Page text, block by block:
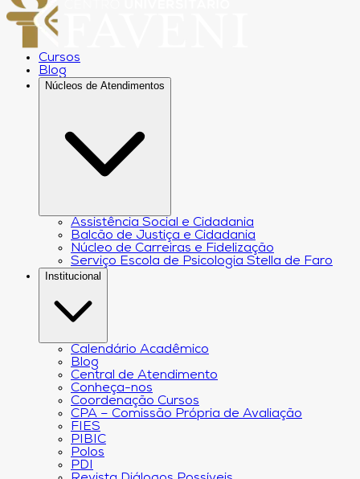
Cursos
Blog
Núcleos de Atendimentos
Assistência Social e Cidadania
Balcão de Justiça e Cidadania
Núcleo de Carreiras e Fidelização
Serviço Escola de Psicologia Stella de Faro
Institucional
Calendário Acadêmico
Blog
Central de Atendimento
Conheça-nos
Coordenação Cursos
CPA – Comissão Própria de Avaliação
FIES
PIBIC
Polos
PDI